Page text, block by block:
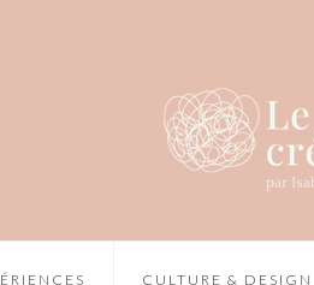
CULTURE & DESIGN